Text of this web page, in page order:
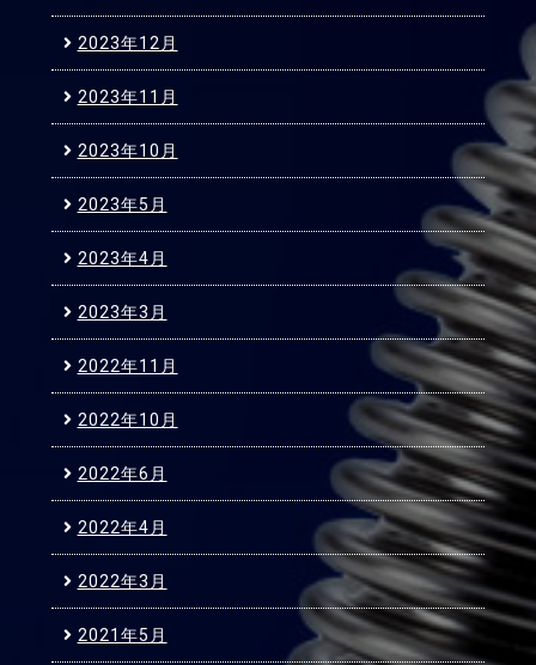
2023年12月
2023年11月
2023年10月
2023年5月
2023年4月
2023年3月
2022年11月
2022年10月
2022年6月
2022年4月
2022年3月
2021年5月